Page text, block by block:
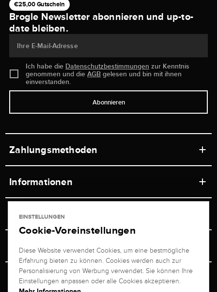
€25,00 Gutschein
Brogle Newsletter abonnieren und up-to-
date bleiben.
Ihre E-Mail-Adresse
Ich habe die Datenschutzbestimmungen zur Kenntnis
genommen und dieAGB gelesen und bin mit ihnen
einverstanden.
Abonnieren
Zahlungsmethoden
Informationen
Ladengeschäft
Versand & Zahlung
Ratgeber
Service
Newsletterabmeldung
Retouren-Service
Juwelier Brogle
Über uns
Persönlicher Berater
EINSTELLUNGEN
Cookie-Voreinstellungen
Diese Website verwendet Cookies, um eine bestmögliche
Erfahrung bieten zu können. Cookies werden auch zur
Personalisierung von Werbung verwendet. Sie können Ihre
Einstellungen anpassen oder alle Cookies akzeptieren.